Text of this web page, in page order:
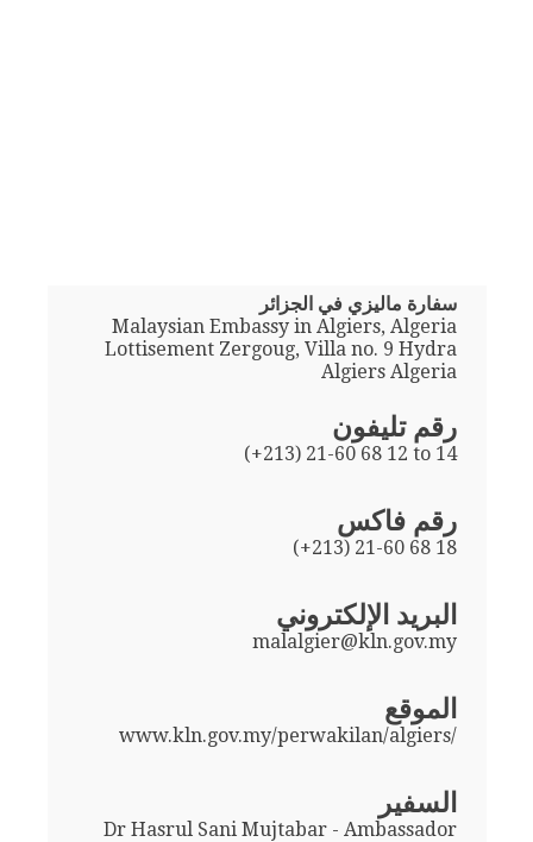
سفارة ماليزي في الجزائر
Malaysian Embassy in Algiers, Algeria
Lottisement Zergoug, Villa no. 9 Hydra
Algiers Algeria
رقم تليفون
(+213) 21-60 68 12 to 14
رقم فاكس
(+213) 21-60 68 18
البريد الإلكتروني
malalgier@kln.gov.my
الموقع
www.kln.gov.my/perwakilan/algiers/
السفير
Dr Hasrul Sani Mujtabar - Ambassador